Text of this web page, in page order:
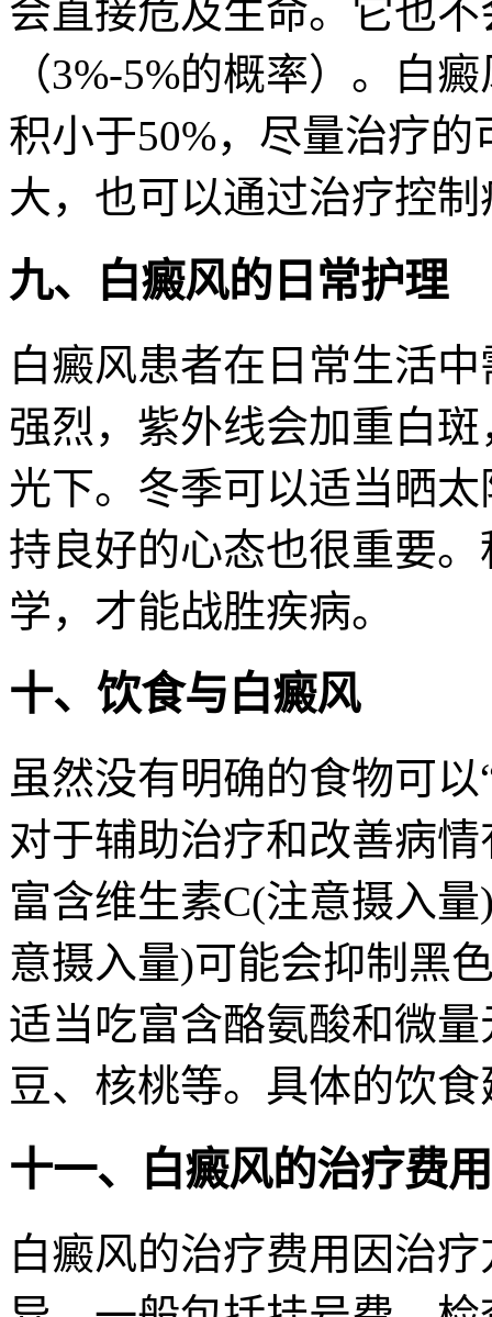
会直接危及生命。它也
（3%-5%的概率）。白
积小于50%，尽量治疗
大，也可以通过治疗控
九、白癜风的日常护理
白癜风患者在日常生活
强烈，紫外线会加重白
光下。冬季可以适当晒
持良好的心态也很重要
学，才能战胜疾病。
十、饮食与白癜风
虽然没有明确的食物可
对于辅助治疗和改善病
富含维生素C(注意摄入
意摄入量)可能会抑制黑
适当吃富含酪氨酸和微
豆、核桃等。具体的饮
十一、白癜风的治疗费用
白癜风的治疗费用因治